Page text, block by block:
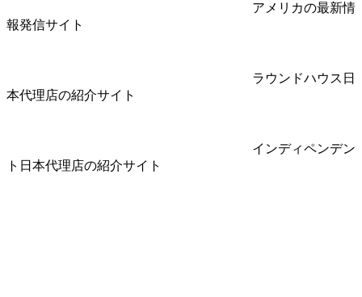
アメリカの最新情
報発信サイト
ラウンドハウス日
本代理店の紹介サイト
インディペンデン
ト日本代理店の紹介サイト